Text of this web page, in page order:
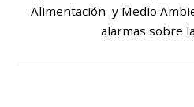
Alimentación y Medio
alarmas sobre